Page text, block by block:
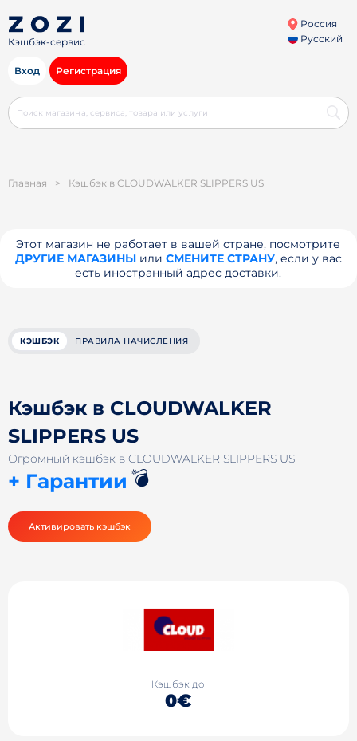
Кэшбэк-сервис
Россия
Русский
Вход Регистрация
Главная > Кэшбэк в CLOUDWALKER SLIPPERS US
Этот магазин не работает в вашей стране, посмотрите
ДРУГИЕ МАГАЗИНЫили СМЕНИТЕ СТРАНУ, если у вас
есть иностранный адрес доставки.
КЭШБЭК ПРАВИЛА НАЧИСЛЕНИЯ
Кэшбэк в CLOUDWALKER
SLIPPERS US
Огромный кэшбэк в CLOUDWALKER SLIPPERS US
+ Гарантии 💣
Активировать кэшбэк
Кэшбэк до
0€